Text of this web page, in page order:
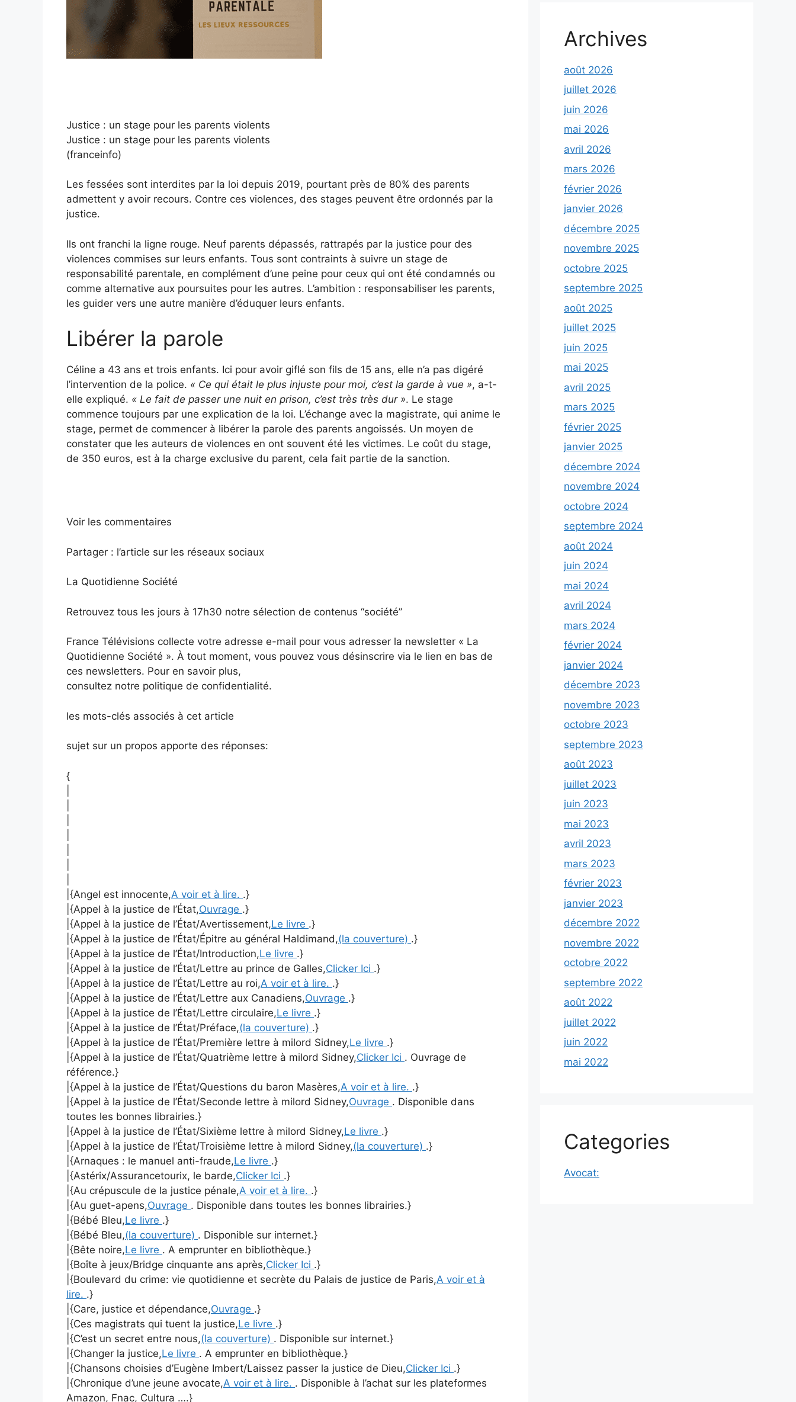
Justice : un stage pour les parents violents
Justice : un stage pour les parents violents
(franceinfo)
Les fessées sont interdites par la loi depuis 2019, pourtant près de 80% des parents
admettent y avoir recours. Contre ces violences, des stages peuvent être ordonnés par la
justice.
Ils ont franchi la ligne rouge. Neuf parents dépassés, rattrapés par la justice pour des
violences commises sur leurs enfants. Tous sont contraints à suivre un stage de
responsabilité parentale, en complément d’une peine pour ceux qui ont été condamnés ou
comme alternative aux poursuites pour les autres. L’ambition : responsabiliser les parents,
les guider vers une autre manière d’éduquer leurs enfants.
Libérer la parole
Céline a 43 ans et trois enfants. Ici pour avoir giflé son fils de 15 ans, elle n’a pas digéré
l’intervention de la police. « Ce qui était le plus injuste pour moi, c’est la garde à vue », a-t-
elle expliqué. « Le fait de passer une nuit en prison, c’est très très dur ». Le stage
commence toujours par une explication de la loi. L’échange avec la magistrate, qui anime le
stage, permet de commencer à libérer la parole des parents angoissés. Un moyen de
constater que les auteurs de violences en ont souvent été les victimes. Le coût du stage,
de 350 euros, est à la charge exclusive du parent, cela fait partie de la sanction.
Voir les commentaires
Partager : l’article sur les réseaux sociaux
La Quotidienne Société
Retrouvez tous les jours à 17h30 notre sélection de contenus “société”
France Télévisions collecte votre adresse e-mail pour vous adresser la newsletter « La
Quotidienne Société ». À tout moment, vous pouvez vous désinscrire via le lien en bas de
ces newsletters. Pour en savoir plus,
consultez notre politique de confidentialité.
les mots-clés associés à cet article
sujet sur un propos apporte des réponses:
{
|{Angel est innocente,A voir et à lire. .}
|{Appel à la justice de l’État,Ouvrage .}
|{Appel à la justice de l’État/Avertissement,Le livre .}
|{Appel à la justice de l’État/Épitre au général Haldimand,(la couverture) .}
|{Appel à la justice de l’État/Introduction,Le livre .}
|{Appel à la justice de l’État/Lettre au prince de Galles,Clicker Ici .}
|{Appel à la justice de l’État/Lettre au roi,A voir et à lire. .}
|{Appel à la justice de l’État/Lettre aux Canadiens,Ouvrage .}
|{Appel à la justice de l’État/Lettre circulaire,Le livre .}
|{Appel à la justice de l’État/Préface,(la couverture) .}
|{Appel à la justice de l’État/Première lettre à milord Sidney,Le livre .}
|{Appel à la justice de l’État/Quatrième lettre à milord Sidney,Clicker Ici . Ouvrage de
référence.}
|{Appel à la justice de l’État/Questions du baron Masères,A voir et à lire. .}
|{Appel à la justice de l’État/Seconde lettre à milord Sidney,Ouvrage . Disponible dans
toutes les bonnes librairies.}
|{Appel à la justice de l’État/Sixième lettre à milord Sidney,Le livre .}
|{Appel à la justice de l’État/Troisième lettre à milord Sidney,(la couverture) .}
|{Arnaques : le manuel anti-fraude,Le livre .}
|{Astérix/Assurancetourix, le barde,Clicker Ici .}
|{Au crépuscule de la justice pénale,A voir et à lire. .}
|{Au guet-apens,Ouvrage . Disponible dans toutes les bonnes librairies.}
|{Bébé Bleu,Le livre .}
|{Bébé Bleu,(la couverture) . Disponible sur internet.}
|{Bête noire,Le livre . A emprunter en bibliothèque.}
|{Boîte à jeux/Bridge cinquante ans après,Clicker Ici .}
|{Boulevard du crime: vie quotidienne et secrète du Palais de justice de Paris,A voir et à
lire. .}
|{Care, justice et dépendance,Ouvrage .}
|{Ces magistrats qui tuent la justice,Le livre .}
|{C’est un secret entre nous,(la couverture) . Disponible sur internet.}
|{Changer la justice,Le livre . A emprunter en bibliothèque.}
|{Chansons choisies d’Eugène Imbert/Laissez passer la justice de Dieu,Clicker Ici .}
|{Chronique d’une jeune avocate,A voir et à lire. . Disponible à l’achat sur les plateformes
Amazon, Fnac, Cultura ….}
Archives
août 2026
juillet 2026
juin 2026
mai 2026
avril 2026
mars 2026
février 2026
janvier 2026
décembre 2025
novembre 2025
octobre 2025
septembre 2025
août 2025
juillet 2025
juin 2025
mai 2025
avril 2025
mars 2025
février 2025
janvier 2025
décembre 2024
novembre 2024
octobre 2024
septembre 2024
août 2024
juin 2024
mai 2024
avril 2024
mars 2024
février 2024
janvier 2024
décembre 2023
novembre 2023
octobre 2023
septembre 2023
août 2023
juillet 2023
juin 2023
mai 2023
avril 2023
mars 2023
février 2023
janvier 2023
décembre 2022
novembre 2022
octobre 2022
septembre 2022
août 2022
juillet 2022
juin 2022
mai 2022
Categories
Avocat: